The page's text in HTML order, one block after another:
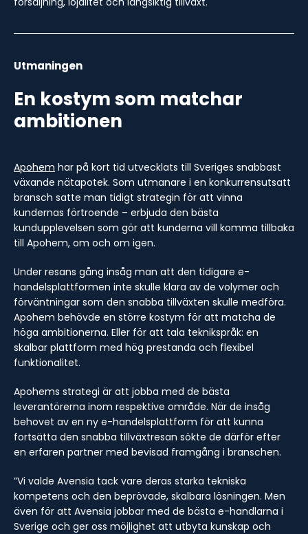
Utmaningen
En kostym som matchar
ambitionen
Apohem har på kort tid utvecklats till Sveriges snabbast
växande nätapotek. Som utmanare i en konkurrensutsatt
bransch satte man tidigt strategin för att vinna
kundernas förtroende – erbjuda den bästa
kundupplevelsen som gör att kunderna vill komma tillbaka
till Apohem, om och om igen.
Under resans gång insåg man att den tidigare e-
handelsplattformen inte skulle klara av de volymer och
förväntningar som den snabba tillväxten skulle medföra.
Apohem behövde en större kostym för att matcha de
höga ambitionerna. Eller för att tala teknikspråk: en
skalbar plattform med hög prestanda och flexibel
funktionalitet.
Apohems strategi är att jobba med de bästa
leverantörerna inom respektive område. När de insåg
behovet av en ny e-handelsplattform för att kunna
fortsätta den snabba tillväxtresan sökte de därför efter
en erfaren partner med bevisad framgång i branschen.
”Vi valde Avensia tack vare deras starka tekniska
kompetens och den beprövade, skalbara lösningen. Men
även för att Avensia jobbar med de bästa e-handlarna i
Sverige och ger oss möjlighet att utbyta kunskap och